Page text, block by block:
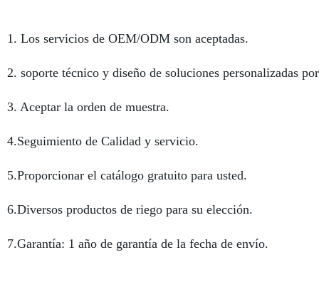
1. Los servicios de OEM/ODM son aceptadas.
2. soporte técnico y diseño de soluciones personalizadas
3. Aceptar la orden de muestra.
4.Seguimiento de Calidad y servicio.
5.Proporcionar el catálogo gratuito para usted.
6.Diversos productos de riego para su elección.
7.Garantía: 1 año de garantía de la fecha de envío.